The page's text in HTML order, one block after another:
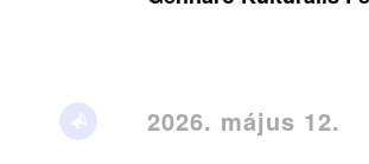
2026. május 12.